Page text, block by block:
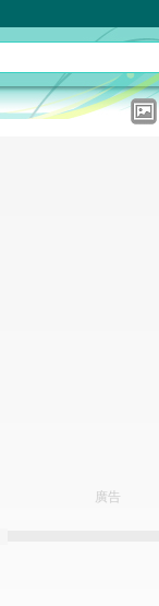
廣告